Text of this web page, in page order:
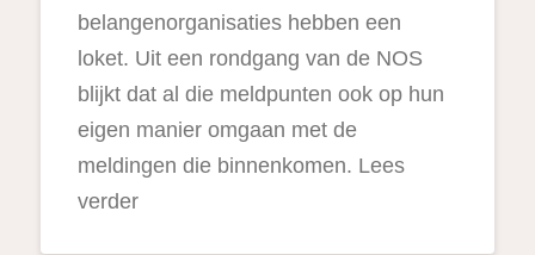
belangenorganisaties hebben een
loket. Uit een rondgang van de NOS
blijkt dat al die meldpunten ook op hun
eigen manier omgaan met de
meldingen die binnenkomen. Lees
verder